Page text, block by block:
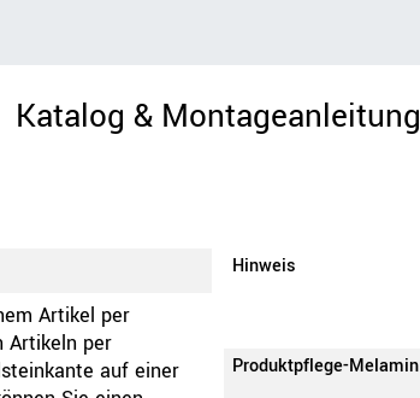
Katalog & Montageanleitung
Artikel per
Artikeln per
auf einer
Hinweis
Produktpflege-Melamin